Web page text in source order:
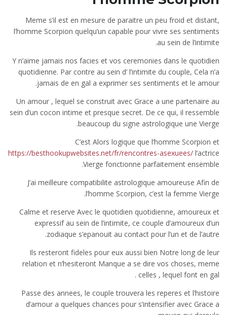
Meme s’il est en mesure de paraitre un peu froid et distant,
l’homme Scorpion quelqu’un capable pour vivre ses sentiments
au sein de l’intimite.
Y n’aime jamais nos facies et vos ceremonies dans le quotidien
quotidienne. Par contre au sein d’ l’intimite du couple, Cela n’a
jamais de en gal a exprimer ses sentiments et le amour.
Un amour , lequel se construit avec Grace a une partenaire au
sein d’un cocon intime et presque secret. De ce qui, il ressemble
beaucoup du signe astrologique une Vierge.
C’est Alors logique que l’homme Scorpion et
https://besthookupwebsites.net/fr/rencontres-asexuees/ l’actrice
Vierge fonctionne parfaitement ensemble.
J’ai meilleure compatibilite astrologique amoureuse Afin de
l’homme Scorpion, c’est la femme Vierge.
Calme et reserve Avec le quotidien quotidienne, amoureux et
expressif au sein de l’intimite, ce couple d’amoureux d’un
zodiaque s’epanouit au contact pour l’un et de l’autre.
Ils resteront fideles pour eux aussi bien Notre long de leur
relation et n’hesiteront Manque a se dire vos choses, meme
celles , lequel font en gal .
Passe des annees, le couple trouvera les reperes et l’histoire
d’amour a quelques chances pour s’intensifier avec Grace a